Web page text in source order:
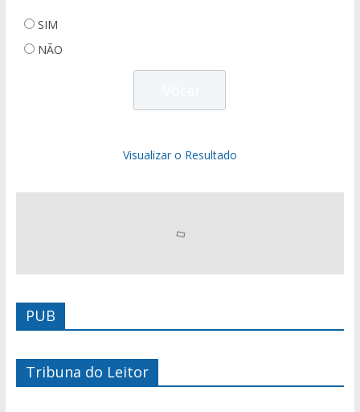
SIM
NÃO
Visualizar o Resultado
PUB
Tribuna do Leitor